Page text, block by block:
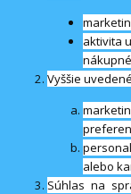
aktivita
Vyššie
alebo
Súhlas na